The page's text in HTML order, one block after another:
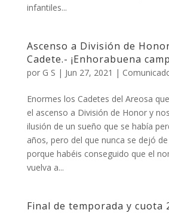
infantiles...
Ascenso a División de
Cadete.- ¡Enhorabuena
por G S | Jun 27, 2021 |
Enormes los Cadetes del Areosa
el ascenso a División de Honor y
ilusión de un sueño que se había
años, pero del que nunca se dejó
porque habéis conseguido que el
vuelva a...
Final de temporada y cuota